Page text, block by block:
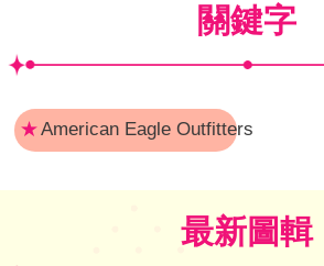
關鍵字
★American Eagle Outfitters
最新圖輯